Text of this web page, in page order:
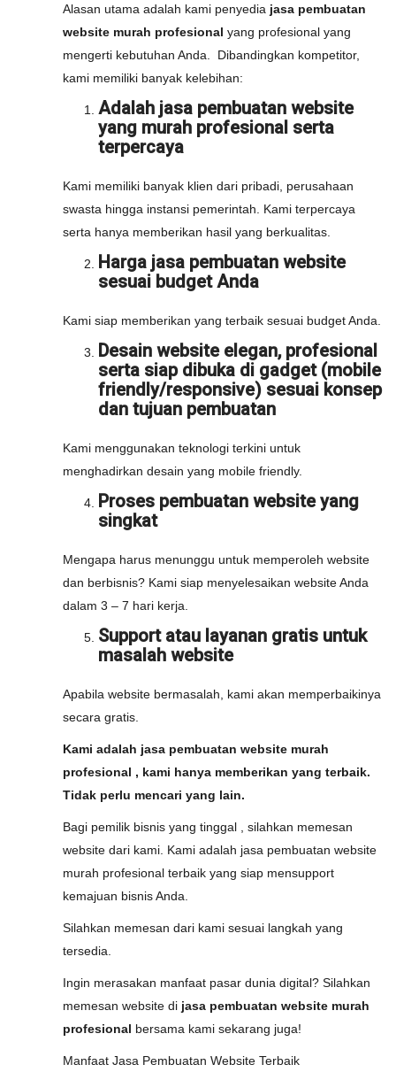
Alasan utama adalah kami penyedia jasa pembuatan
website murah profesional yang profesional yang
mengerti kebutuhan Anda. Dibandingkan kompetitor,
kami memiliki banyak kelebihan:
Adalah jasa pembuatan website
yang murah profesional serta
terpercaya
Kami memiliki banyak klien dari pribadi, perusahaan
swasta hingga instansi pemerintah. Kami terpercaya
serta hanya memberikan hasil yang berkualitas.
Harga jasa pembuatan website
sesuai budget Anda
Kami siap memberikan yang terbaik sesuai budget Anda.
Desain website elegan, profesional
serta siap dibuka di gadget (mobile
friendly/responsive) sesuai konsep
dan tujuan pembuatan
Kami menggunakan teknologi terkini untuk
menghadirkan desain yang mobile friendly.
Proses pembuatan website yang
singkat
Mengapa harus menunggu untuk memperoleh website
dan berbisnis? Kami siap menyelesaikan website Anda
dalam 3 – 7 hari kerja.
Support atau layanan gratis untuk
masalah website
Apabila website bermasalah, kami akan memperbaikinya
secara gratis.
Kami adalah jasa pembuatan website murah
profesional , kami hanya memberikan yang terbaik.
Tidak perlu mencari yang lain.
Bagi pemilik bisnis yang tinggal , silahkan memesan
website dari kami. Kami adalah jasa pembuatan website
murah profesional terbaik yang siap mensupport
kemajuan bisnis Anda.
Silahkan memesan dari kami sesuai langkah yang
tersedia.
Ingin merasakan manfaat pasar dunia digital? Silahkan
memesan website di jasa pembuatan website murah
profesional bersama kami sekarang juga!
Manfaat Jasa Pembuatan Website Terbaik